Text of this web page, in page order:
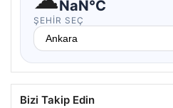
NaN°C
ŞEHIR SEÇ
Bizi Takip Edin